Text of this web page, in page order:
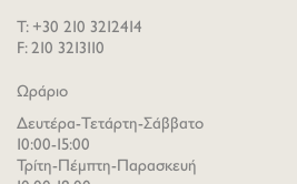
T: +30 210 3212414
F: 210 3213110
Ωράριο
Δευτέρα-Τετάρτη-Σάββατο
10:00-15:00
Τρίτη-Πέμπτη-Παρασκευή